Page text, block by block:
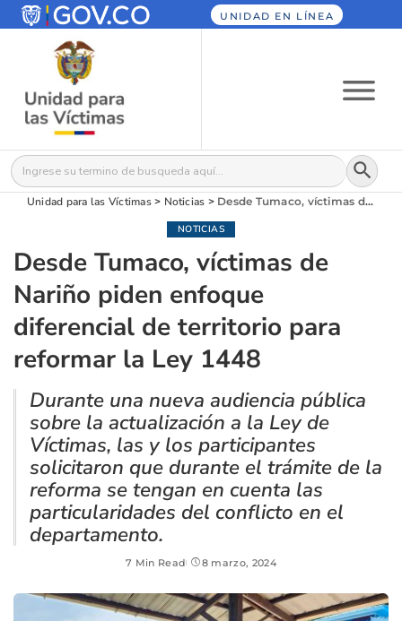
UNIDAD EN LÍNEA
Buscar: Botón
Unidad para las Víctimas> Noticias > Desde Tumaco, víctimas de Nariño piden enfoque diferencial de territorio para reformar la Ley 1448
NOTICIAS
Desde Tumaco, víctimas de
Nariño piden enfoque
diferencial de territorio para
reformar la Ley 1448
Durante una nueva audiencia pública
sobre la actualización a la Ley de
Víctimas, las y los participantes
solicitaron que durante el trámite de la
reforma se tengan en cuenta las
particularidades del conflicto en el
departamento.
7 Min Read 8 marzo, 2024